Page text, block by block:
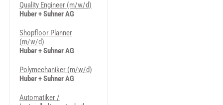
Quality Engineer (m/w/d)
Huber + Suhner AG
Shopfloor Planner
(m/w/d)
Huber + Suhner AG
Polymechaniker (m/w/d)
Huber + Suhner AG
Automatiker /